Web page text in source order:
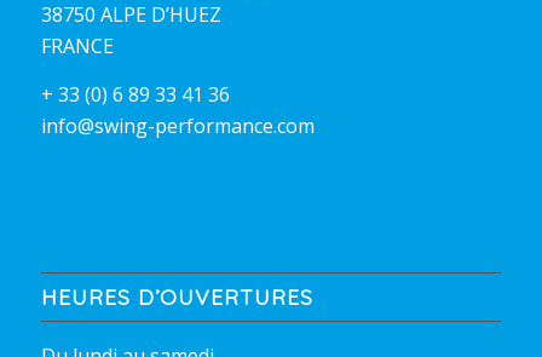
38750 ALPE D’HUEZ
FRANCE
+ 33 (0) 6 89 33 41 36
info@swing-performance.com
HEURES D’OUVERTURES